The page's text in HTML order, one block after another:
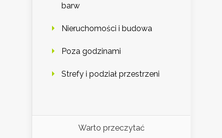
barw
Nieruchomości i budowa
Poza godzinami
Strefy i podział przestrzeni
Warto przeczytać